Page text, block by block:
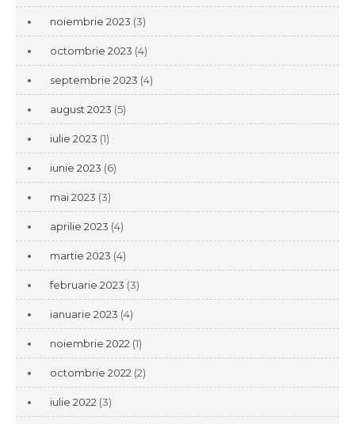
noiembrie 2023 (3)
octombrie 2023 (4)
septembrie 2023 (4)
august 2023 (5)
iulie 2023 (1)
iunie 2023 (6)
mai 2023 (3)
aprilie 2023 (4)
martie 2023 (4)
februarie 2023 (3)
ianuarie 2023 (4)
noiembrie 2022 (1)
octombrie 2022 (2)
iulie 2022 (3)